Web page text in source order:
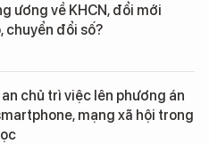
ương về KHCN, đổi mới
chuyển đổi số?
an chủ trì việc lên phương án
mạng xã hội trong